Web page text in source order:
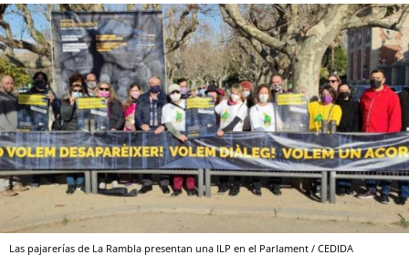
Las pajarerías de La Rambla presentan una ILP en el Parlament / CEDIDA